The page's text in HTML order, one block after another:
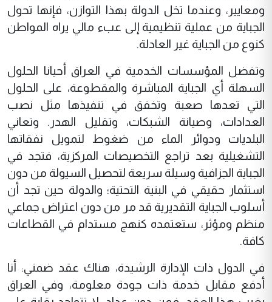
ومعايير، وعندما تخل الدولة بهذا التوازن، فإنها تحول
الجباية من عملية تنظيمية إلى عبء مالي يراه المواطن
كنوع من الجباية غير العادلة.
وتفضل المؤسسات الخدمية في العراق أحيانا الحلول
السهلة أي الجباية المباشرة والمقطوعة، على الحلول
التي تعدها صعبة وتخفق في تنفيذها مثل نصب
العدادات، وصيانة الشبكات، وتقليل الهدر. وتعاني
البلديات ودوائر الماء من ضغوط لتمويل نفقاتها
التشغيلية بعد تراجع التخصيصات المركزية، فتجد في
الجباية الجزافية وسيلة سريعة لتحصيل السيولة من دون
استثمار حقيقي في البنية التحتية؛ والدولة حين تجد أن
أسلوب الجباية التقديرية قد مر من دون اعتراض جماعي
منظم ومؤثر، ستعتمده كنهج مستدام في القطاعات
كافة.
في الدول ذات الإدارة الرشيدة، هناك عقد ضمني: أنا
أدفع مقابل خدمة ذات جودة معلومة، وفي العراق